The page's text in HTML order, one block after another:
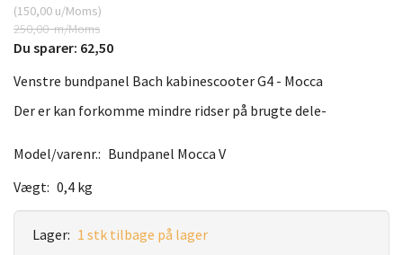
(150,00 u/Moms)
250,00m/Moms
Du sparer: 62,50
Venstre bundpanel Bach kabinescooter G4 - Mocca
Der er kan forkomme mindre ridser på brugte dele-
Model/varenr.: Bundpanel Mocca V
Vægt: 0,4 kg
Lager: 1 stk tilbage på lager